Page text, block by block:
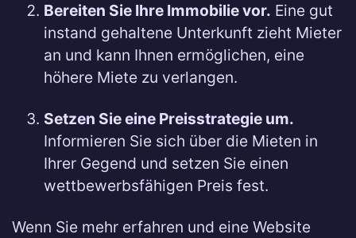
Bereiten Sie Ihre Immobilie vor. Eine gut
instand gehaltene Unterkunft zieht Mieter
an und kann Ihnen ermöglichen, eine
höhere Miete zu verlangen.
Setzen Sie eine Preisstrategie um.
Informieren Sie sich über die Mieten in
Ihrer Gegend und setzen Sie einen
wettbewerbsfähigen Preis fest.
Wenn Sie mehr erfahren und eine Website